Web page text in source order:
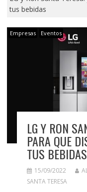
tus bebidas
Empresas Eventos
LG Y RON
PARA QUE
TUS BEBIDAS
15/09/2022
SANTA TERESA